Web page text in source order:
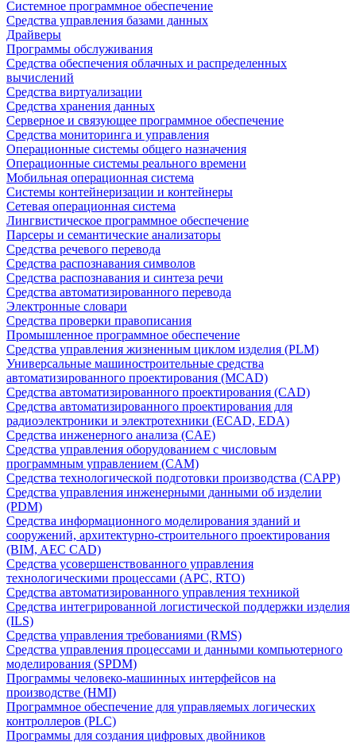
Системное программное обеспечение
Средства управления базами данных
Драйверы
Программы обслуживания
Средства обеспечения облачных и распределенных
вычислений
Средства виртуализации
Средства хранения данных
Серверное и связующее программное обеспечение
Средства мониторинга и управления
Операционные системы общего назначения
Операционные системы реального времени
Мобильная операционная система
Системы контейнеризации и контейнеры
Сетевая операционная система
Лингвистическое программное обеспечение
Парсеры и семантические анализаторы
Средства речевого перевода
Средства распознавания символов
Средства распознавания и синтеза речи
Средства автоматизированного перевода
Электронные словари
Средства проверки правописания
Промышленное программное обеспечение
Средства управления жизненным циклом изделия (PLM)
Универсальные машиностроительные средства
автоматизированного проектирования (MCAD)
Средства автоматизированного проектирования (CAD)
Средства автоматизированного проектирования для
радиоэлектроники и электротехники (ECAD, EDA)
Средства инженерного анализа (CAE)
Средства управления оборудованием с числовым
программным управлением (CAM)
Средства технологической подготовки производства (CAPP)
Средства управления инженерными данными об изделии
(PDM)
Средства информационного моделирования зданий и
сооружений, архитектурно-строительного проектирования
(BIM, AEC CAD)
Средства усовершенствованного управления
технологическими процессами (APC, RTO)
Средства автоматизированного управления техникой
Средства интегрированной логистической поддержки изделия
(ILS)
Средства управления требованиями (RMS)
Средства управления процессами и данными компьютерного
моделирования (SPDM)
Программы человеко-машинных интерфейсов на
производстве (HMI)
Программное обеспечение для управляемых логических
контроллеров (PLC)
Программы для создания цифровых двойников